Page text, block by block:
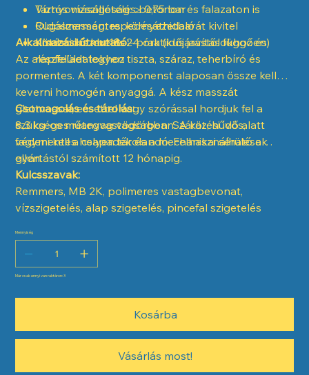
Víznyomásállóság: ≥ 0,75 bar
Rugalmasság: repedésáthidaló
Kötési idő: kb. 18–24 óra (időjárástól függően)
Tartós vízszigetelés betonon és falazaton is
Oldószermentes, környezetbarát kivitel
Kisebb kiszerelés – praktikus javításokhoz és
részfeladatokhoz
Alkalmazási útmutató:
Az alapfelület legyen tiszta, száraz, teherbíró és
pormentes. A két komponenst alaposan össze kell
keverni homogén anyaggá. A kész masszát
glettvassal, ecsettel vagy szórással hordjuk fel a
szükséges rétegvastagságban. A kötési idő alatt
védeni kell a csapadék és a mechanikai sérülések
ellen.
Csomagolás és tárolás:
8,3 kg-os műanyag vödörben. Száraz, hűvös,
fagymentes helyen tárolandó. Felhasználható a
gyártástól számított 12 hónapig.
Kulcsszavak:
Remmers, MB 2K, polimeres vastagbevonat,
vízszigetelés, alap szigetelés, pincefal szigetelés
Mennyiség
Már csak ennyi van raktáron: 3
Kosárba
Vásárlás most!